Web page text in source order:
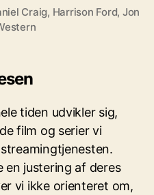
Craig, Harrison Ford, Jon
tiden udvikler sig,
film og serier vi
justering af deres
vi ikke orienteret om,